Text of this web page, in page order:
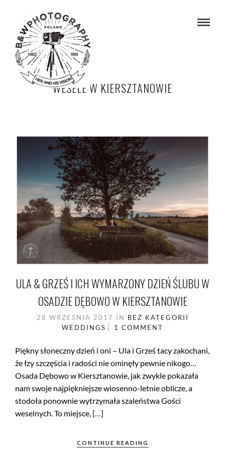
WESELE W KIERSZTANOWIE
ULA & GRZEŚ I ICH WYMARZONY DZIEŃ ŚLUBU W
OSADZIE DĘBOWO W KIERSZTANOWIE
28 WRZEŚNIA 2017 IN BEZ KATEGORII
WEDDINGS
1 COMMENT
Piękny słoneczny dzień i oni – Ula i Grześ tacy zakochani,
że łzy szczęścia i radości nie ominęły pewnie nikogo…
Osada Dębowo w Kiersztanowie, jak zwykle pokazała
nam swoje najpiękniejsze wiosenno-letnie oblicze, a
stodoła ponownie wytrzymała szaleństwa Gości
weselnych. To miejsce, […]
CONTINUE READING